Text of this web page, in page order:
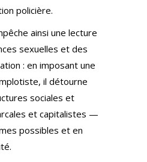
policière.
ainsi une lecture
sexuelles et des
: en imposant une
il détourne
sociales et
et capitalistes —
possibles et en